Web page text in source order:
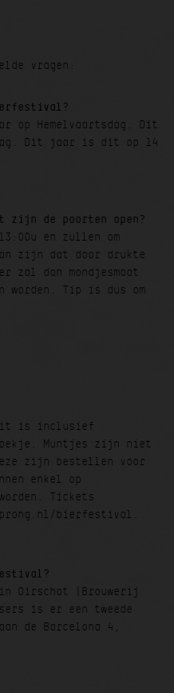
vragen:
Hemelvaartsdag. Dit
Dit jaar is dit op 14
zijn de poorten open?
en zullen om
zijn dat door drukte
zal dan mondjesmaat
worden. Tip is dus om
dit is inclusief
Muntjes zijn niet
zijn bestellen voor
enkel op
Tickets
bierfestival.
Oirschot (Brouwerij
is er een tweede
de Barcelona 4,